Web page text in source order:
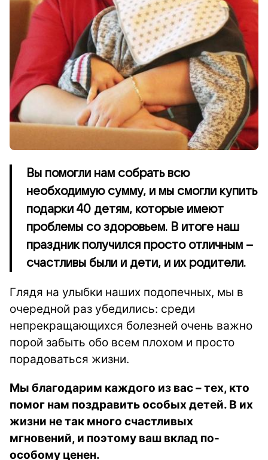
Вы помогли нам собрать всю
необходимую сумму, и мы смогли купить
подарки 40 детям, которые имеют
проблемы со здоровьем. В итоге наш
праздник получился просто отличным –
счастливы были и дети, и их родители.
Глядя на улыбки наших подопечных, мы в
очередной раз убедились: среди
непрекращающихся болезней очень важно
порой забыть обо всем плохом и просто
порадоваться жизни.
Мы благодарим каждого из вас – тех, кто
помог нам поздравить особых детей. В их
жизни не так много счастливых
мгновений, и поэтому ваш вклад по-
особому ценен.